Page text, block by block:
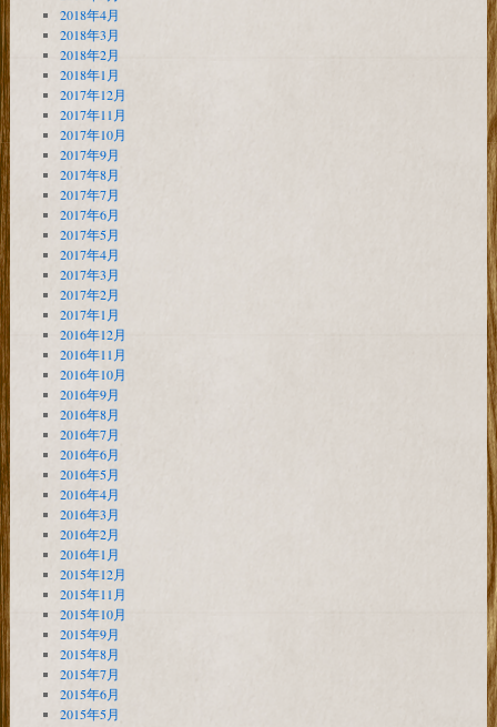
2018年4月
2018年3月
2018年2月
2018年1月
2017年12月
2017年11月
2017年10月
2017年9月
2017年8月
2017年7月
2017年6月
2017年5月
2017年4月
2017年3月
2017年2月
2017年1月
2016年12月
2016年11月
2016年10月
2016年9月
2016年8月
2016年7月
2016年6月
2016年5月
2016年4月
2016年3月
2016年2月
2016年1月
2015年12月
2015年11月
2015年10月
2015年9月
2015年8月
2015年7月
2015年6月
2015年5月